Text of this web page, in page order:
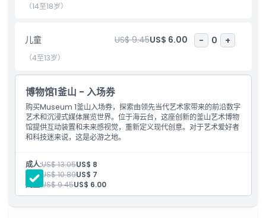
营业时间
需要了解的事项
位置
如何兑换
（14至18岁）
儿童 US$ 9.45US$ 6.00 - 0 +
（4至13岁）
博物馆1釜山 - 入场券
购买Museum 1釜山入场券，探索由领先当代艺术家带来的前沿数字
艺术和沉浸式媒体展览世界。位于海云台，这座创新的釜山艺术博物
馆提供互动装置和未来感视觉，重新定义现代创意。对于艺术爱好者
和科技迷来说，这是必游之地。
成人:US$ 13.05US$ 8
青年: US$ 10.89US$ 7
儿童: US$ 9.45US$ 6.00